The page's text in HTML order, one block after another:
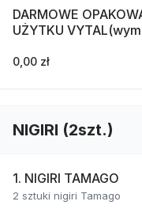
DARMOWE
UŻYTKU
0,00 zł
NIGIRI (2szt.)
1. NIGIRI TAMAGO
2 sztuki nigiri Tamago